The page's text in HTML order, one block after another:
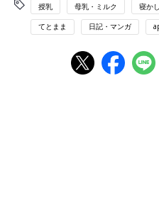
4話は今まで
ってからの夜
す。
授乳 母乳・ミルク 寝か
てとまま 日記・マンガ